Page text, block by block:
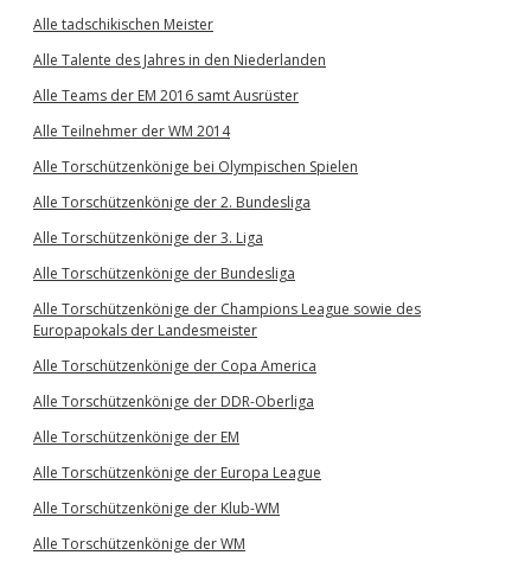
Alle tadschikischen Meister
Alle Talente des Jahres in den Niederlanden
Alle Teams der EM 2016 samt Ausrüster
Alle Teilnehmer der WM 2014
Alle Torschützenkönige bei Olympischen Spielen
Alle Torschützenkönige der 2. Bundesliga
Alle Torschützenkönige der 3. Liga
Alle Torschützenkönige der Bundesliga
Alle Torschützenkönige der Champions League sowie des
Europapokals der Landesmeister
Alle Torschützenkönige der Copa America
Alle Torschützenkönige der DDR-Oberliga
Alle Torschützenkönige der EM
Alle Torschützenkönige der Europa League
Alle Torschützenkönige der Klub-WM
Alle Torschützenkönige der WM